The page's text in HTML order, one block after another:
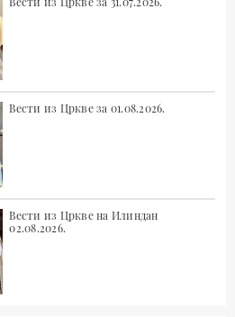
Вести из Цркве за 01.08.2026.
Вести из Цркве на Илиндан
02.08.2026.